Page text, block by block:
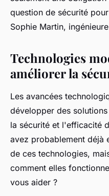
question de sécurité
Sophie Martin,
Technologies
améliorer la
Les avancées
développer des
la sécurité et l'efficacité
avez probablement déjà
de ces technologies,
comment elles
vous aider ?